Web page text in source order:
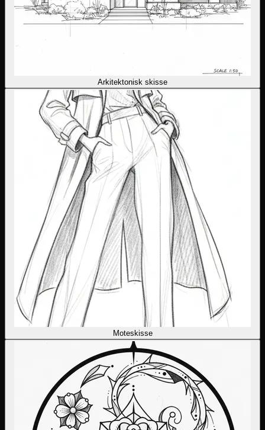
Arkitektonisk skisse
Moteskisse